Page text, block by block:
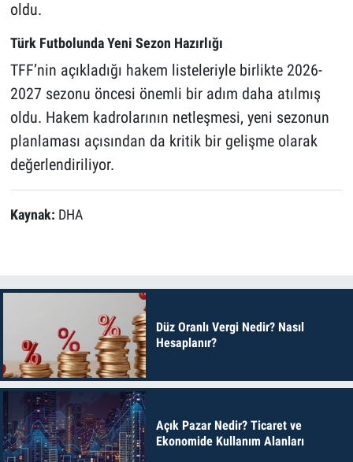
oldu.
Türk Futbolunda Yeni Sezon Hazırlığı
TFF’nin açıkladığı hakem listeleriyle birlikte 2026-
2027 sezonu öncesi önemli bir adım daha atılmış
oldu. Hakem kadrolarının netleşmesi, yeni sezonun
planlaması açısından da kritik bir gelişme olarak
değerlendiriliyor.
Kaynak: DHA
Düz Oranlı Vergi Nedir? Nasıl
Hesaplanır?
Açık Pazar Nedir? Ticaret ve
Ekonomide Kullanım Alanları